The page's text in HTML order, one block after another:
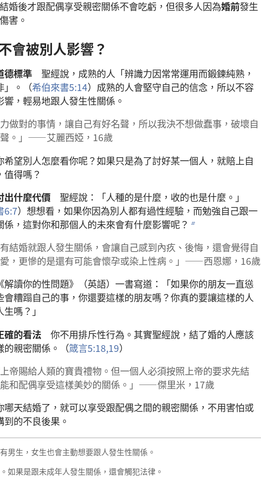
結婚後才跟配偶享受親密關係不會吃虧，但很多人因為婚前發生
害。
會被別人影響？
德標準聖經說，成熟的人「辨識力因常常運用而鍛鍊純熟，
」。（希伯來書5:14）成熟的人會堅守自己的信念，所以不容
響，輕易地跟人發生性關係。
力做對的事情，讓自己有好名聲，所以我決不想做蠢事，破壞自
。」——艾麗西婭，16歲
希望別人怎麼看你呢？如果只是為了討好某一個人，就賠上自
值得嗎？
出什麼代價聖經說：「人種的是什麼，收的也是什麼。」
6:7）想想看，如果你因為別人都有過性經驗，而勉強自己跟一
係，這對你和那個人的未來會有什麼影響呢？ b
有結婚就跟人發生關係，會讓自己感到內疚、後悔，還會覺得自
，更慘的是還有可能會懷孕或染上性病。」——西恩娜，16歲
解讀你的性問題》（英語）一書寫道：「如果你的朋友一直慫
會糟蹋自己的事，你還要這樣的朋友嗎？你真的要讓這樣的人
嗎？」
確的看法你不用排斥性行為。其實聖經說，結了婚的人應該
的親密關係。（箴言5:18,19）
上帝賜給人類的寶貴禮物。但一個人必須按照上帝的要求先結
和配偶享受這樣美妙的關係。」——傑里米，17歲
哪天結婚了，就可以享受跟配偶之間的親密關係，不用害怕或
的不良後果。
男生，女生也會主動想要跟人發生性關係。
如果是跟未成年人發生關係，還會觸犯法律。